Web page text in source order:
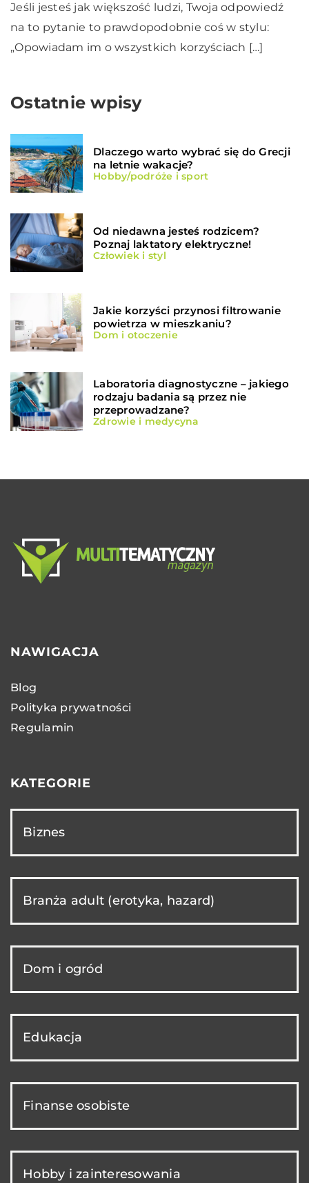
Jeśli jesteś jak większość ludzi, Twoja odpowiedź
na to pytanie to prawdopodobnie coś w stylu:
„Opowiadam im o wszystkich korzyściach […]
Ostatnie wpisy
Dlaczego warto wybrać się do Grecji
na letnie wakacje?
Hobby/podróże i sport
Od niedawna jesteś rodzicem?
Poznaj laktatory elektryczne!
Człowiek i styl
Jakie korzyści przynosi filtrowanie
powietrza w mieszkaniu?
Dom i otoczenie
Laboratoria diagnostyczne – jakiego
rodzaju badania są przez nie
przeprowadzane?
Zdrowie i medycyna
NAWIGACJA
Blog
Polityka prywatności
Regulamin
KATEGORIE
Biznes
Branża adult (erotyka, hazard)
Dom i ogród
Edukacja
Finanse osobiste
Hobby i zainteresowania